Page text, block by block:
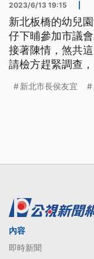
2023/6/13 19:15
新北板橋的幼兒
仔下晡參加市議
接著陳情，煞共
請檢方趕緊調查
耽去。（這條新
新北市長侯友宜
內容
即時新聞